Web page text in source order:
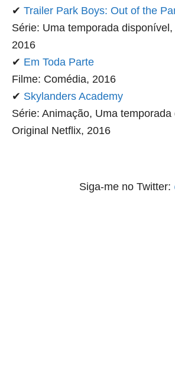
✔ Trailer Park Boys: Out of the
Série: Uma temporada
2016
✔ Em Toda Parte
Filme: Comédia, 2016
✔ Skylanders Academy
Série: Animação, Uma temporada
Original Netflix, 2016
Siga-me no Twitter: